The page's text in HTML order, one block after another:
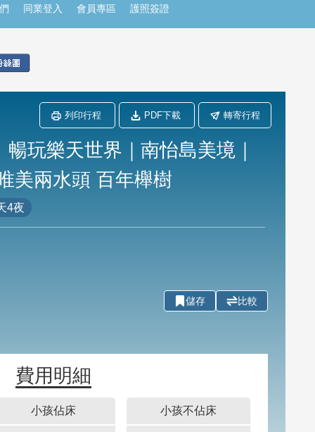
同業登入 會員專區 護照簽證
列印行程 PDF下載 轉寄行程
玩樂天世界｜南怡島美境｜
美兩水頭 百年櫸樹
4夜
儲存 比較
費用明細
小孩佔床 小孩不佔床